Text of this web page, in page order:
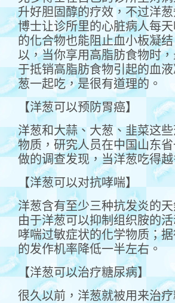
升好胆固醇的疗效，不过洋
博士让诊所里的心脏病人每
的化合物也能阻止血小板凝
以，当你享用高脂肪食物时
于抵销高脂肪食物引起的血
葱一起吃，是很有道理的。
【洋葱可以预防胃癌】
洋葱和大蒜、大葱、韭菜这
物质，研究人员在中国山东
做的调查发现，当洋葱吃得
【洋葱可以对抗哮喘】
洋葱含有至少三种抗发炎的
由于洋葱可以抑制组织胺的
哮喘过敏症状的化学物质；
的发作机率降低一半左右。
【洋葱可以治疗糖尿病】
很久以前，洋葱就被用来治